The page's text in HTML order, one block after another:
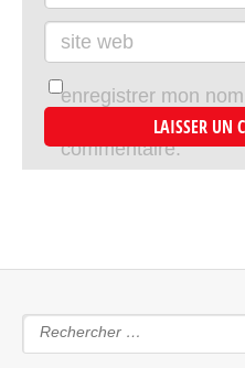
site web
enregistrer mon
site dans le
commentaire.